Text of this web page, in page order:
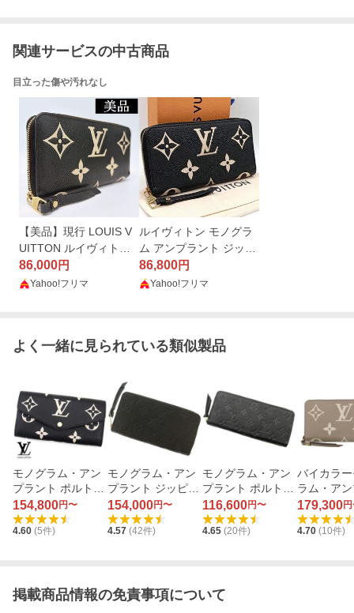
関連サービスの中古商品
目立った傷や汚れなし
【美品】現行 LOUIS V
UITTON ルイヴィトン
ジッピー・ウォレット
モノグラム アンプラン
86,000円
Yahoo!フリマ
ルイヴィトン モノグラ
ム アンプラント ジッピ
ーウォレット バイカラ
ー LOUIS VUITTON 長
86,800円
Yahoo!フリマ
よく一緒に見られている類似製品
モノグラム・アン
プラント ポルトフ
ォイユ・サラ M80
496 （ブラック）
154,800円〜
4.60 (5件)
モノグラム・アン
プラント ジッピ
ー・ウォレット M
61864 （ノワー
ル）
154,000円〜
4.57 (42件)
モノグラム・アン
プラント ポルトフ
ォイユ・クレマン
ス M60171（ノワ
ール）
116,600円〜
4.65 (20件)
バイカラ
ラム・ア
ト ジッピ
レット
（トゥル
179,300
4.70 (10件)
掲載商品情報の免責事項について